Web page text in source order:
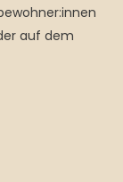
auf dem